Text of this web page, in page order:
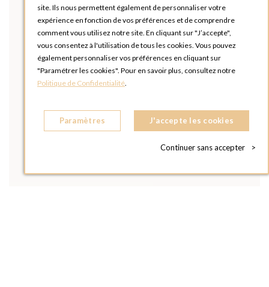
site. Ils nous permettent également de personnaliser votre
expérience en fonction de vos préférences et de comprendre
comment vous utilisez notre site. En cliquant sur "J’accepte",
vous consentez à l'utilisation de tous les cookies. Vous pouvez
également personnaliser vos préférences en cliquant sur
"Paramétrer les cookies". Pour en savoir plus, consultez notre
Politique de Confidentialité.
Paramètres J'accepte les cookies
Continuer sans accepter >